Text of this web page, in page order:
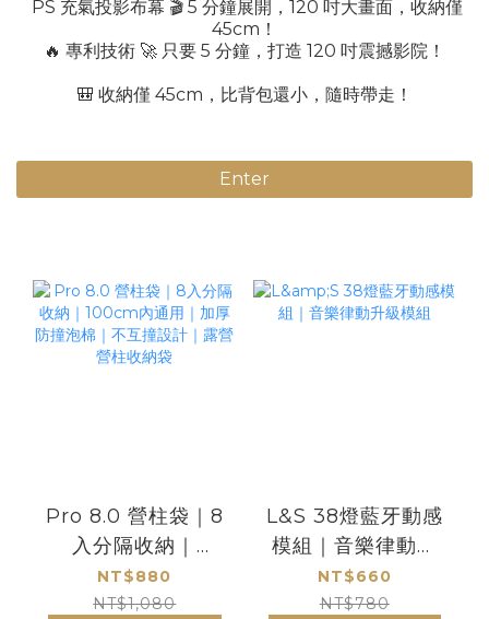
PS 充氣投影布幕 🎬 5 分鐘展開，120 吋大畫面，收納僅
45cm！
🔥 專利技術 🚀 只要 5 分鐘，打造 120 吋震撼影院！
🎒 收納僅 45cm，比背包還小，隨時帶走！
Enter
Pro 8.0 營柱袋｜8
入分隔收納｜
100cm內通用｜加
厚防撞泡棉｜不互
NT$880
NT$1,080
L&S 38燈藍牙動感
模組｜音樂律動升
級模組
NT$660
NT$780